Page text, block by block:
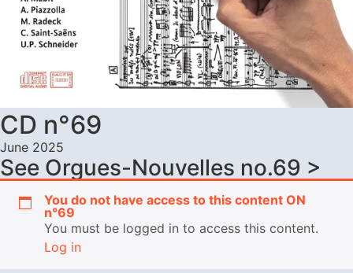
CD n°69
June 2025
See Orgues-Nouvelles no.69 >
You do not have access to this content ON
n°69
You must be logged in to access this content.
Log in